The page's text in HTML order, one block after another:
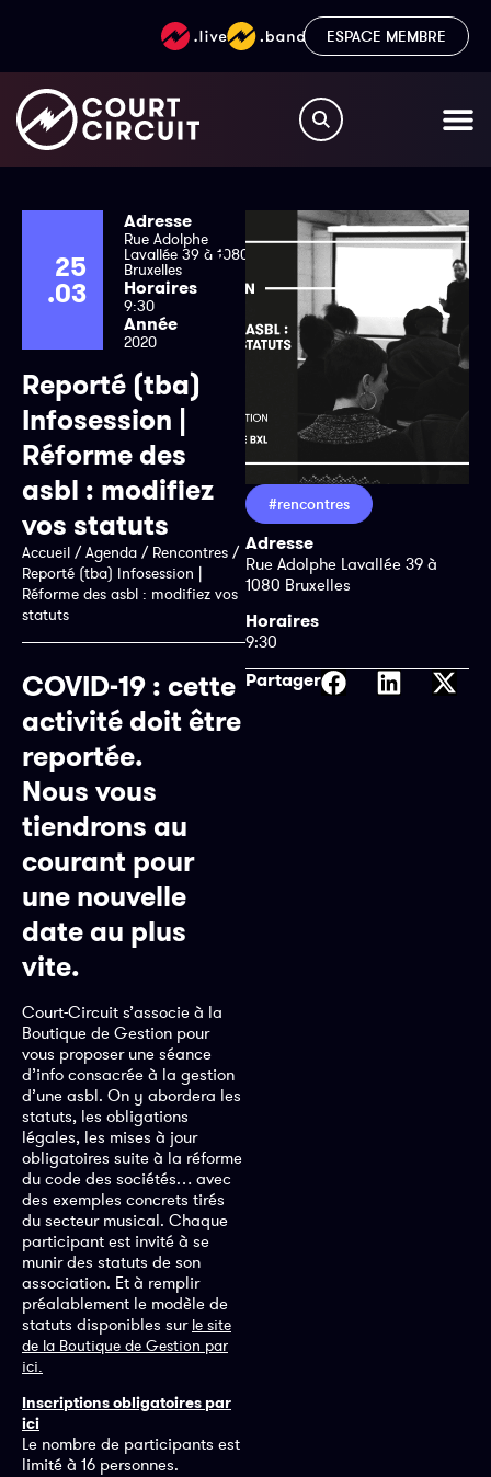
ESPACE MEMBRE
25
.03
Adresse
Rue Adolphe
Lavallée 39 à 1080
Bruxelles
Horaires
9:30
Année
2020
Reporté (tba)
Infosession |
Réforme des
asbl : modifiez
vos statuts
Accueil /Agenda / Rencontres /
Reporté (tba) Infosession |
Réforme des asbl : modifiez vos
statuts
COVID-19 : cette
activité doit être
reportée.
Nous vous
tiendrons au
courant pour
une nouvelle
date au plus
vite.
Court-Circuit s’associe à la
Boutique de Gestion pour
vous proposer une séance
d’info consacrée à la gestion
d’une asbl. On y abordera les
statuts, les obligations
légales, les mises à jour
obligatoires suite à la réforme
du code des sociétés… avec
des exemples concrets tirés
du secteur musical. Chaque
participant est invité à se
munir des statuts de son
association. Et à remplir
préalablement le modèle de
statuts disponibles sur le site
de la Boutique de Gestion par
ici.
Inscriptions obligatoires par
ici
Le nombre de participants est
limité à 16 personnes.
#rencontres
Adresse
Rue Adolphe Lavallée 39 à
1080 Bruxelles
Horaires
9:30
Partager